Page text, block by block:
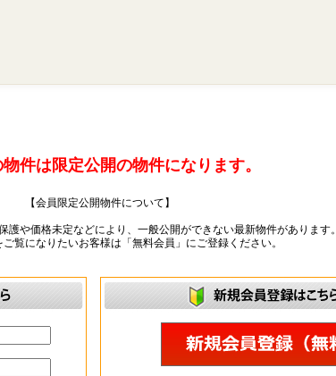
件は限定公開の物件になります。
【会員限定公開物件について】
護や価格未定などにより、一般公開ができない最新物件があります。
覧になりたいお客様は「無料会員」にご登録ください。